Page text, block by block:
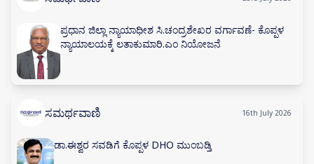
ಪ್ರಧಾನ ಜಿಲ್ಲಾ ನ್ಯಾಯಾಧೀಶ ಸಿ.ಚಂದ್ರಶೇಖರ ವರ್ಗಾವಣೆ- ಕೊಪ್ಪಳ
ನ್ಯಾಯಾಲಯಕ್ಕೆ ಲತಾಕುಮಾರಿ.ಎಂ ನಿಯೋಜನೆ
ಸಮರ್ಥವಾಣಿ 16th July 2026
ಡಾ.ಈಶ್ವರ ಸವಡಿಗೆ ಕೊಪ್ಪಳ DHO ಮುಂಬಡ್ತಿ